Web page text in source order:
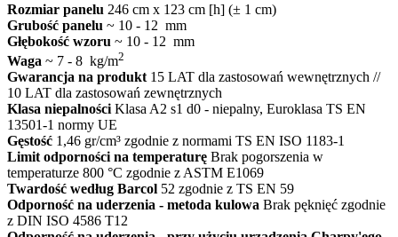
Rozmiar panelu 246 cm x 123 cm [h] (± 1 cm)
Grubość panelu ~ 10 - 12 mm
Głębokość wzoru ~ 10 - 12 mm
Waga ~ 7 - 8 kg/m2
Gwarancja na produkt 15 LAT dla zastosowań wewnętrznych //
10 LAT dla zastosowań zewnętrznych
Klasa niepalności Klasa A2 s1 d0 - niepalny, Euroklasa TS EN
13501-1 normy UE
Gęstość 1,46 gr/cm³ zgodnie z normami TS EN ISO 1183-1
Limit odporności na temperaturę Brak pogorszenia w
temperaturze 800 °C zgodnie z ASTM E1069
Twardość według Barcol 52 zgodnie z TS EN 59
Odporność na uderzenia - metoda kulowa Brak pęknięć zgodnie
z DIN ISO 4586 T12